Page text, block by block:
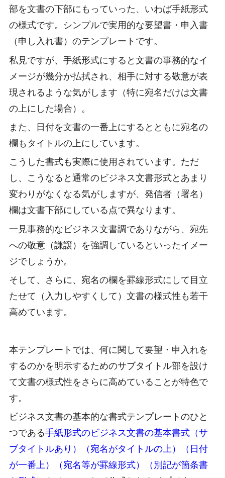
部を文書の下部にもっていった、いわば手紙形式
の様式です。シンプルで実用的な要望書・申入書
（申し入れ書）のテンプレートです。
私見ですが、手紙形式にすると文書の事務的なイ
メージが幾分か払拭され、相手に対する敬意が表
現されるような気がします（特に宛名だけは文書
の上にした場合）。
また、日付を文書の一番上にするとともに宛名の
欄もタイトルの上にしています。
こうした書式も実際に使用されています。ただ
し、こうなると通常のビジネス文書形式とあまり
変わりがなくなる気がしますが、発信者（署名）
欄は文書下部にしている点で異なります。
一見事務的なビジネス文書調でありながら、宛先
への敬意（謙譲）を強調しているといったイメー
ジでしょうか。
そして、さらに、宛名の欄を罫線形式にして目立
たせて（入力しやすくして）文書の様式性も若干
高めています。
本テンプレートでは、何に関して要望・申入れを
するのかを明示するためのサブタイトル部を設け
て文書の様式性をさらに高めていることが特色で
す。
ビジネス文書の基本的な書式テンプレートのひと
つである手紙形式のビジネス文書の基本書式（サ
ブタイトルあり）（宛名がタイトルの上）（日付
が一番上）（宛名等が罫線形式）（別記が箇条書